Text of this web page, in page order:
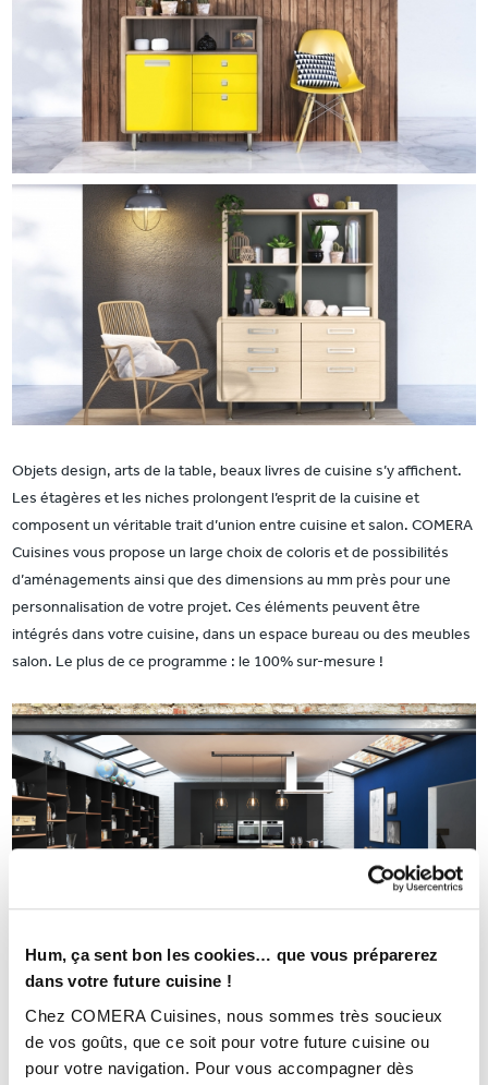
Hum, ça sent bon les cookies… que vous préparerez
dans votre future cuisine !
Chez COMERA Cuisines, nous sommes très soucieux
de vos goûts, que ce soit pour votre future cuisine ou
pour votre navigation. Pour vous accompagner dès
Objets design, arts de la table, beaux livres de cuisine s’y affichent.
Les étagères et les niches prolongent l’esprit de la cuisine et
composent un véritable trait d’union entre cuisine et salon. COMERA
Cuisines vous propose un large choix de coloris et de possibilités
d’aménagements ainsi que des dimensions au mm près pour une
personnalisation de votre projet. Ces éléments peuvent être
intégrés dans votre cuisine, dans un espace bureau ou des meubles
salon. Le plus de ce programme : le 100% sur-mesure !